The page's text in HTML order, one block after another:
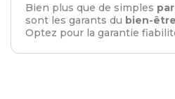
Bien plus que de simples
sont les garants du bien-
Optez pour la garantie